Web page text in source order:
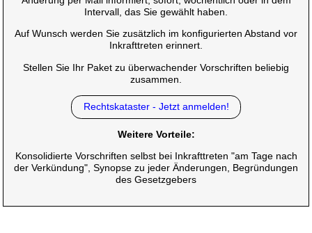
Intervall, das Sie gewählt haben.
Auf Wunsch werden Sie zusätzlich im konfigurierten Abstand vor
Inkrafttreten erinnert.
Stellen Sie Ihr Paket zu überwachender Vorschriften beliebig
zusammen.
Rechtskataster - Jetzt anmelden!
Weitere Vorteile:
Konsolidierte Vorschriften selbst bei Inkrafttreten "am Tage nach
der Verkündung", Synopse zu jeder Änderungen, Begründungen
des Gesetzgebers